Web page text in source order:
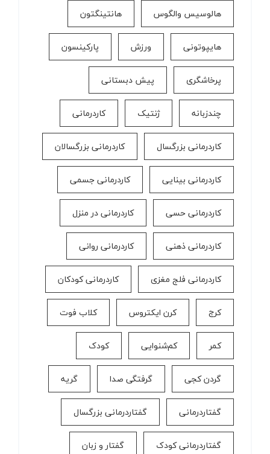
هالوسیس والگوس هانتینگتون
هایپوتونی ورزش پارکینسون
پرخاشگری پیش دبستانی
چندزبانه ژنتیک کاردرمانی
کاردرمانی بزرگسال کاردرمانی بزرگسالان
کاردرمانی بینایی کاردرمانی جسمی
کاردرمانی حسی کاردرمانی در منزل
کاردرمانی ذهنی کاردرمانی روانی
کاردرمانی فلج مغزی کاردرمانی کودکان
کرج کرن ایکتروس کلاب فوت
کمر کم‌شنوایی کودک
گردن کجی گرفتگی صدا گریه
گفتاردرمانی گفتاردرمانی بزرگسال
گفتاردرمانی کودک گفتار و زبان